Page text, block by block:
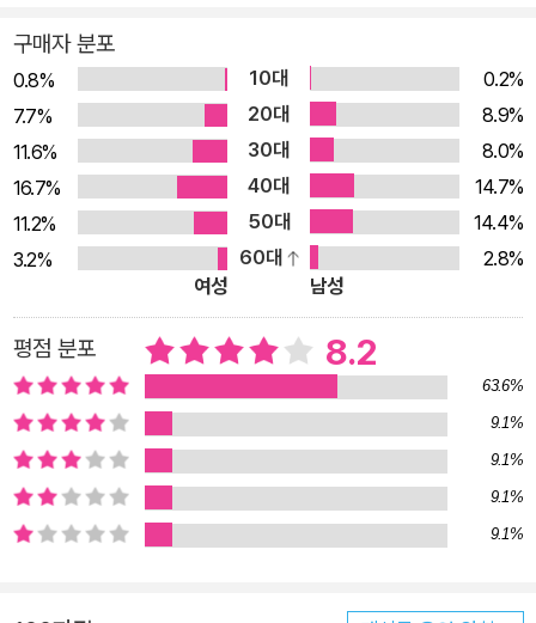
프가 폐병으로 요양 중인 사촌 요아힘을 문병하기 위해 이 요양원
을 방문하는 장면으로 시작되는데, 3주 예정으로 방문한 카스토
르프의 하산(下山)은 7년 동안이나 미뤄진다. 이 요양원의 엄격
한 기준에 따라 폐병으로 진단받은 카스토르프 또한 <방문객>
에서 <환자>로 신분이 바뀌었기 때문이다. 베르크호프에는 인
간의 모든 유형을 집약해 놓은 듯한 <환자>들이 존재하는데, 그
들은 자신들이 떠나 온 세상을 <저 아래>라고 부르며 그들만의
관습과 시간관념을 가지고 살아간다. 매일 체온을 재고 발코니에
서 안정 요양을 하는 규칙적이고 단조로운 베르크호프에서의 삶
에 익숙해지면서 카스토르프는 점점 현실의 삶으로부터 멀어진
다. 요양원에는 카스토르프를 둘러싸고 서로 논쟁과 대립을 펼치
는 <교육자>들이 여럿 등장하는데, 이들에 영향을 받은 한스 카
스토르프의 명상이 이 소설 전반에 펼쳐진다. <인생의 걱정거리
자식> 앞에 나타난 네 명의 <교육자> 『마의 산』은 주인공 한스
카스토르프가 낯선 영역(베르크호프)으로 편입돼 <교육자>들
자신만의 결론을 이끌어 낸다는 점에 있어서 전통적인 독일식 교
구매자 분포
0.8% 10대
0.2%
7.7%
20대
8.9%
11.6%
30대
8.0%
16.7%
40대
14.7%
11.2%
50대
14.4%
3.2%
60대
2.8%
여성
남성
평점 분포 8.2
63.6%
9.1%
9.1%
9.1%
9.1%